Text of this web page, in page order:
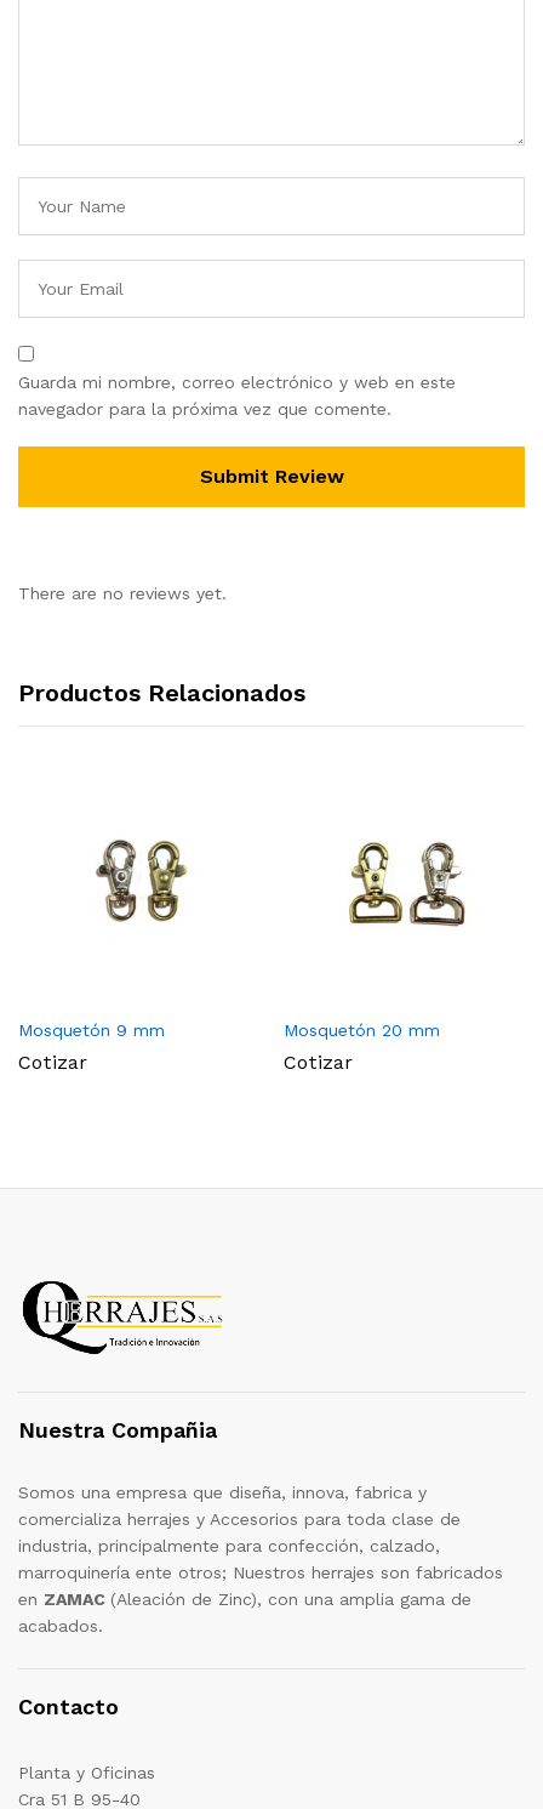
Guarda mi nombre, correo electrónico y web en este
navegador para la próxima vez que comente.
There are no reviews yet.
Productos Relacionados
Mosquetón 9 mm
Cotizar
Mosquetón 20 mm
Cotizar
Nuestra Compañia
Somos una empresa que diseña, innova, fabrica y
comercializa herrajes y Accesorios para toda clase de
industria, principalmente para confección, calzado,
marroquinería ente otros; Nuestros herrajes son fabricados
en ZAMAC (Aleación de Zinc), con una amplia gama de
acabados.
Contacto
Planta y Oficinas
Cra 51 B 95-40